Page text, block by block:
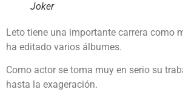
Joker
Leto tiene una importante carrera como
ha editado varios álbumes.
Como actor se toma muy en serio su
hasta la exageración.